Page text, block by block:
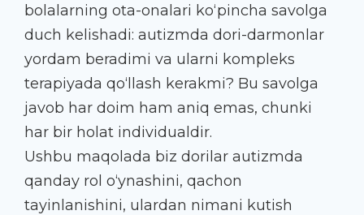
bolalarning ota-onalari ko‘pincha savolga
duch kelishadi: autizmda dori-darmonlar
yordam beradimi va ularni kompleks
terapiyada qo‘llash kerakmi? Bu savolga
javob har doim ham aniq emas, chunki
har bir holat individualdir.
Ushbu maqolada biz dorilar autizmda
qanday rol o‘ynashini, qachon
tayinlanishini, ulardan nimani kutish